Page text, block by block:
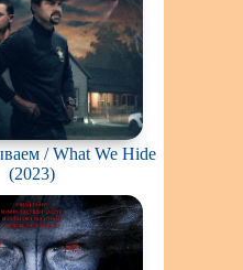
/ What We Hide
(2023)